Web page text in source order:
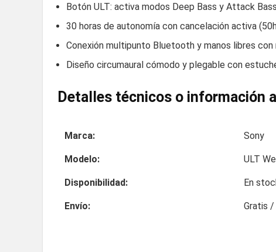
Botón ULT: activa modos Deep Bass y Attack
30 horas de autonomía con cancelación activa
Conexión multipunto Bluetooth y manos libres
Diseño circumaural cómodo y plegable con
Detalles técnicos o información
Marca: Sony
Modelo: ULT
Disponibilidad: En
Envío: Gratis /